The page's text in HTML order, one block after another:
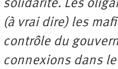
solidarité. Les
(à vrai dire) les
contrôle du
connexions dans